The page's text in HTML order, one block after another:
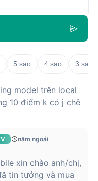
Gen5x4 SSD w/o
Gen4x4 SSD x2)
5 sao 4 sao 3 sao
model trên local
10 điểm k có j chê
năm ngoái
xin chào anh/chị,
tin tưởng và mua